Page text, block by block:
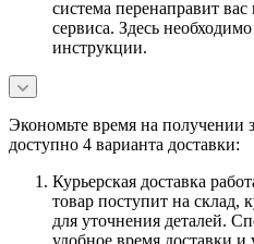
система перенаправит
сервиса. Здесь
инструкции.
Экономьте время на получении
доступно 4 варианта доставки:
Курьерская доставка
товар поступит на склад,
для уточнения деталей.
удобное время доставки